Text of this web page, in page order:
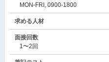
MON-FRI, 0900-1800
求める人材
面接回数
1〜2回